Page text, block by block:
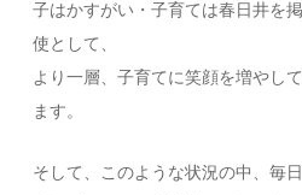
子はかすがい・子育ては春日井を
使として、
より一層、子育てに笑顔を増やし
ます。
そして、このような状況の中、毎